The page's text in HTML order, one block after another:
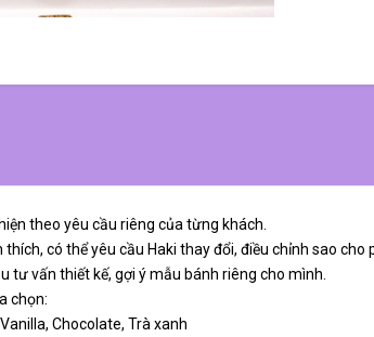
theo yêu cầu riêng của từng khách.
có thể yêu cầu Haki thay đổi, điều chỉnh sao cho
tư vấn thiết kế, gợi ý mẫu bánh riêng cho mình.
chọn:
Chocolate, Trà xanh